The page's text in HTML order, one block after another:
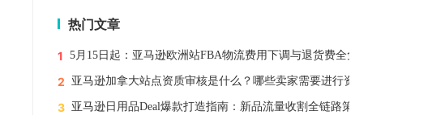
DeepSeek
亚马逊站外推广体系课
亚马逊春季大促
Deal平台
亚马逊选品思路
亚马逊旺季 亚马逊BD
站外引流
选品策略
Deal站 PrimeDay
站外促销
热门文章
1 5月15日起：亚马逊欧洲站FBA物流费用下调与退货费全免解读
2 亚马逊加拿大站点资质审核是什么？哪些卖家需要进行资质审核？
3 亚马逊日用品Deal爆款打造指南：新品流量收割全链路策略